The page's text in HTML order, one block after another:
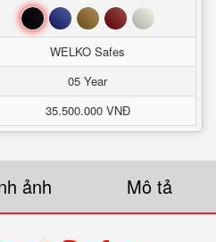
Đen Xanh Nâu Đỏ Trắng
WELKO Safes
05 Year
35.500.000 VNĐ
ảnh Mô tả